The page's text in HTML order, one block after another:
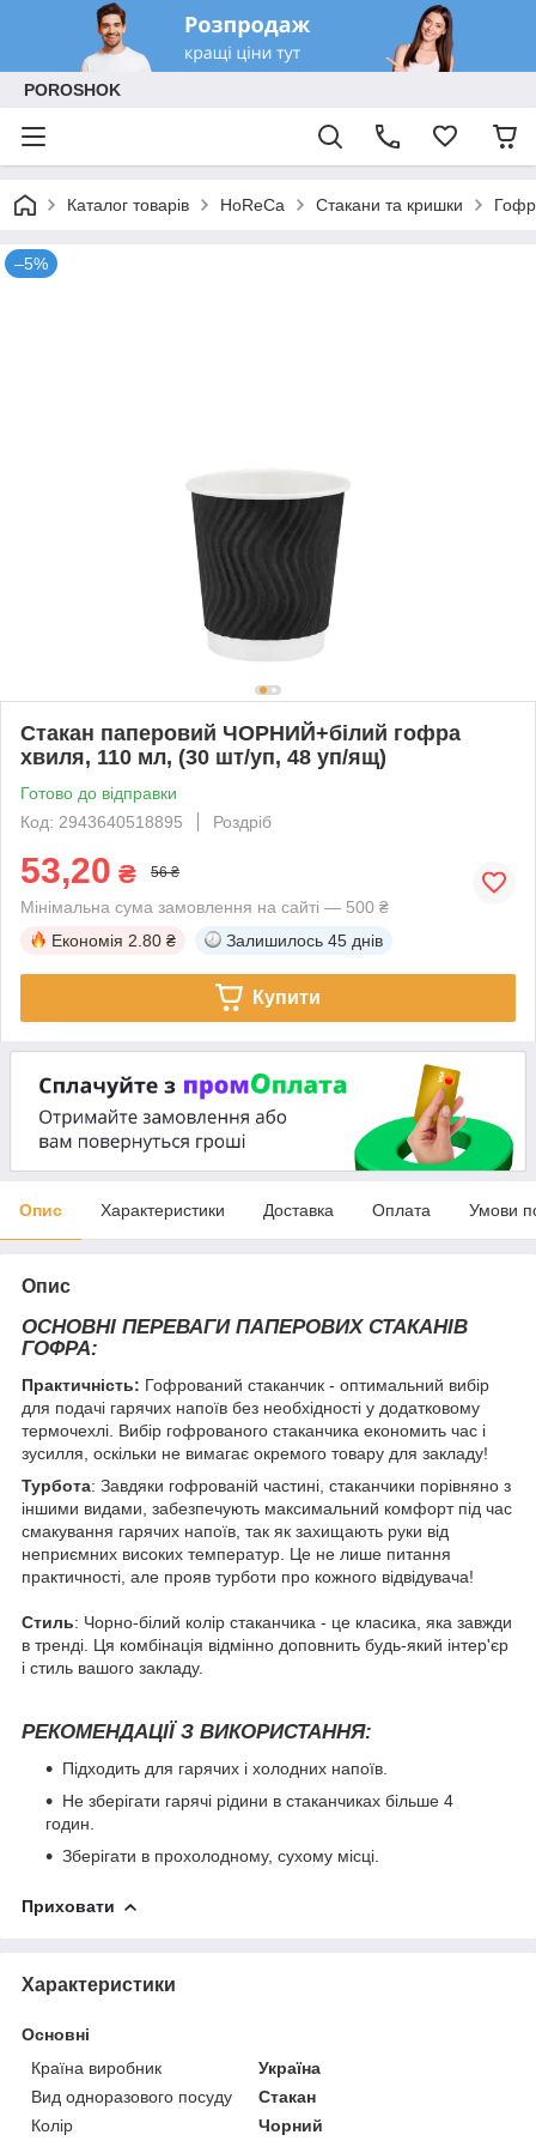
POROSHOK
Каталог товарів HoReCa Стакани та кришки
–5%
Стакан паперовий ЧОРНИЙ+білий гофра
хвиля, 110 мл, (30 шт/уп, 48 уп/ящ)
Готово до відправки
Код: 2943640518895
Роздріб
53,20 ₴ 56 ₴
Мінімальна сума замовлення на сайті — 500 ₴
Економія 2.80 ₴ Залишилось 45 днів
Купити
Опис Характеристики Доставка Оплата Умови
Опис
ОСНОВНІ ПЕРЕВАГИ ПАПЕРОВИХ СТАКАНІВ
ГОФРА:
Практичність: Гофрований стаканчик - оптимальний вибір
для подачі гарячих напоїв без необхідності у додатковому
термочехлі. Вибір гофрованого стаканчика економить час і
зусилля, оскільки не вимагає окремого товару для закладу!
Турбота: Завдяки гофрованій частині, стаканчики порівняно з
іншими видами, забезпечують максимальний комфорт під час
смакування гарячих напоїв, так як захищають руки від
неприємних високих температур. Це не лише питання
практичності, але прояв турботи про кожного відвідувача!
Стиль: Чорно-білий колір стаканчика - це класика, яка завжди
в тренді. Ця комбінація відмінно доповнить будь-який інтер'єр
і стиль вашого закладу.
РЕКОМЕНДАЦІЇ З ВИКОРИСТАННЯ:
Підходить для гарячих і холодних напоїв.
Не зберігати гарячі рідини в стаканчиках більше 4
годин.
Зберігати в прохолодному, сухому місці.
Приховати
Характеристики
Основні
Країна виробник
Україна
Вид одноразового посуду
Стакан
Колір
Чорний